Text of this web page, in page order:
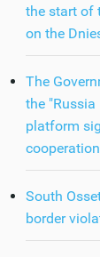
the start of
on the
The
the
platform
cooperation
South
border